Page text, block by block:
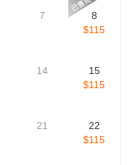
7
8
$115
14
15
$115
21
22
$115